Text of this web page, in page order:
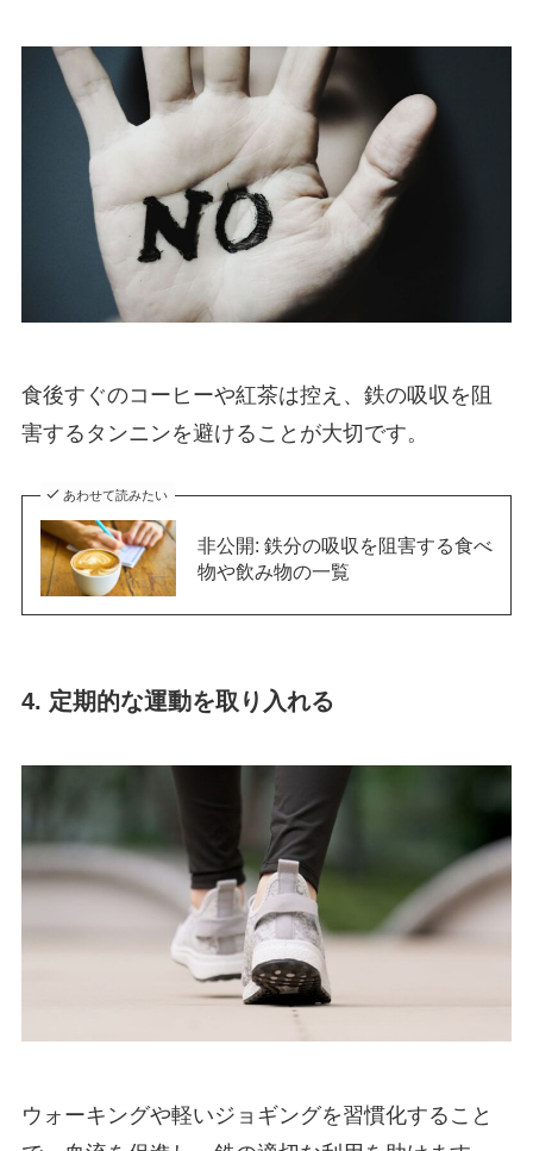
食後すぐのコーヒーや紅茶は控え、鉄の吸収を阻
害するタンニンを避けることが大切です。
あわせて読みたい
非公開: 鉄分の吸収を阻害する食べ
物や飲み物の一覧
4. 定期的な運動を取り入れる
ウォーキングや軽いジョギングを習慣化すること